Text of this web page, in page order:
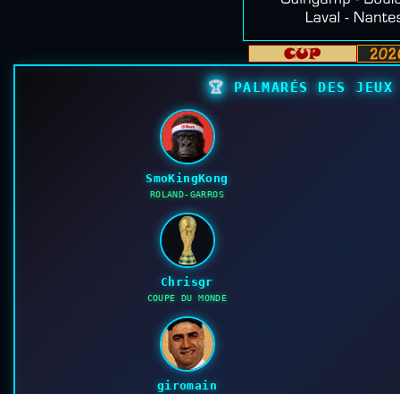
🏆 PALMARÉS DES
SmoKingKong
ROLAND-GARROS
Chrisgr
COUPE DU MONDE
giromain